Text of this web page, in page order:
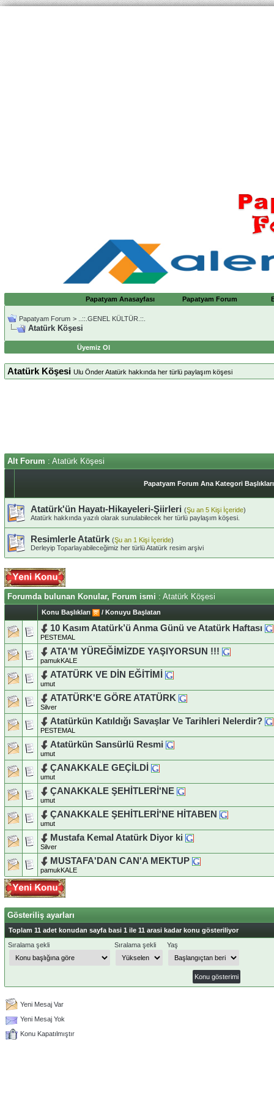
Papatyam Anasayfası Papatyam Forum
Papatyam Forum > ..::.GENEL KÜLTÜR.::.
Atatürk Köşesi
Üyemiz Ol
Atatürk Köşesi Ulu Önder Atatürk hakkında her türlü paylaşım köşesi
Alt Forum : Atatürk Köşesi
Papatyam Forum Ana Kategori Başlıkları
Atatürk'ün Hayatı-Hikayeleri-Şiirleri (Şu an 5 Kişi İçeride)
Atatürk hakkında yazılı olarak sunulabilecek her türlü paylaşım köşesi.
Resimlerle Atatürk (Şu an 1 Kişi İçeride)
Derleyip Toparlayabileceğimiz her türlü Atatürk resim arşivi
Forumda bulunan Konular, Forum ismi : Atatürk Köşesi
Konu Başlıkları / Konuyu Başlatan
10 Kasım Atatürk’ü Anma Günü ve Atatürk Haftası
PESTEMAL
ATA'M YÜREĞİMİZDE YAŞIYORSUN !!!
pamukKALE
ATATÜRK VE DİN EĞİTİMİ
umut
ATATÜRK'E GÖRE ATATÜRK
Silver
Atatürkün Katıldığı Savaşlar Ve Tarihleri Nelerdir?
PESTEMAL
Atatürkün Sansürlü Resmi
umut
ÇANAKKALE GEÇİLDİ
umut
ÇANAKKALE ŞEHİTLERİ'NE
umut
ÇANAKKALE ŞEHİTLERİ'NE HİTABEN
umut
Mustafa Kemal Atatürk Diyor ki
Silver
MUSTAFA'DAN CAN'A MEKTUP
pamukKALE
Gösteriliş ayarları
Toplam 11 adet konudan sayfa basi 1 ile 11 arasi kadar konu gösteriliyor
Sıralama şekli
Sıralama şekli Yaş
Yeni Mesaj Var
Yeni Mesaj Yok
Konu Kapatılmıştır